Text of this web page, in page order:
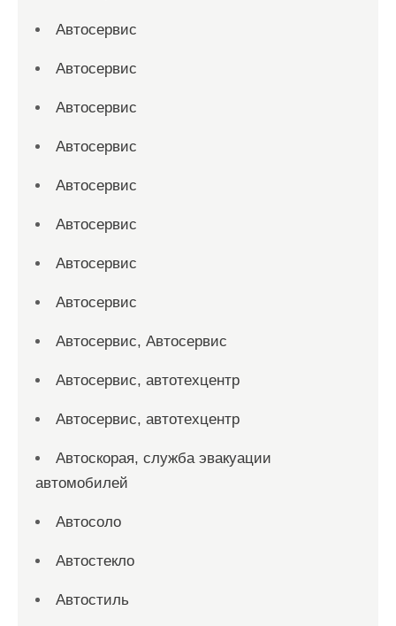
Автосервис
Автосервис
Автосервис
Автосервис
Автосервис
Автосервис
Автосервис
Автосервис
Автосервис, Автосервис
Автосервис, автотехцентр
Автосервис, автотехцентр
Автоскорая, служба эвакуации
автомобилей
Автосоло
Автостекло
Автостиль